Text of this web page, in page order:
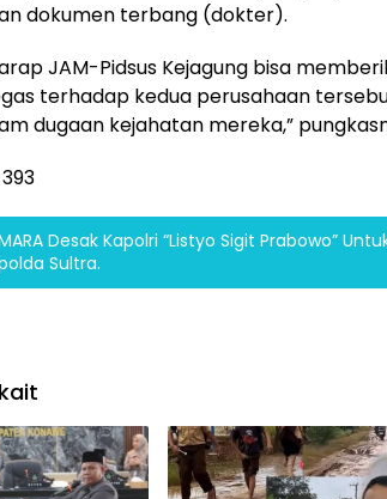
dokumen terbang (dokter).
JAM-Pidsus Kejagung bisa
terhadap kedua perusahaan
dugaan kejahatan mereka,”
393
Desak Kapolri “Listyo Sigit Prabowo”
Sultra.